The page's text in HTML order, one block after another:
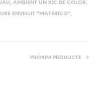
, AMBIENT UN XIC DE COLOR,
ENVELLIT "MATERICO",
PRÒXIM PRODUCTE